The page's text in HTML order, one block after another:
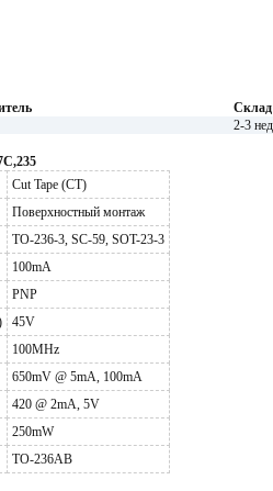
Склад
2-3
Cut Tape (CT)
Поверхностный монтаж
TO-236-3, SC-59, SOT-23-3
100mA
PNP
45V
100MHz
650mV @ 5mA, 100mA
420 @ 2mA, 5V
250mW
TO-236AB